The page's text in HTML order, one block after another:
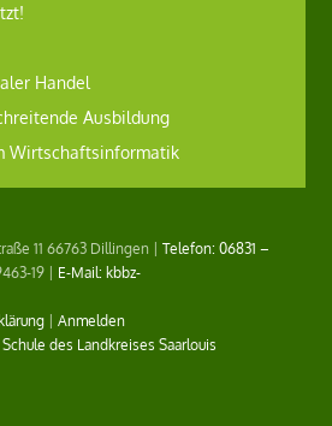
Handel
Ausbildung
Wirtschaftsinformatik
11 66763 Dillingen |Telefon: 06831 –
19 | E-Mail: kbbz-
|Anmelden
des Landkreises Saarlouis